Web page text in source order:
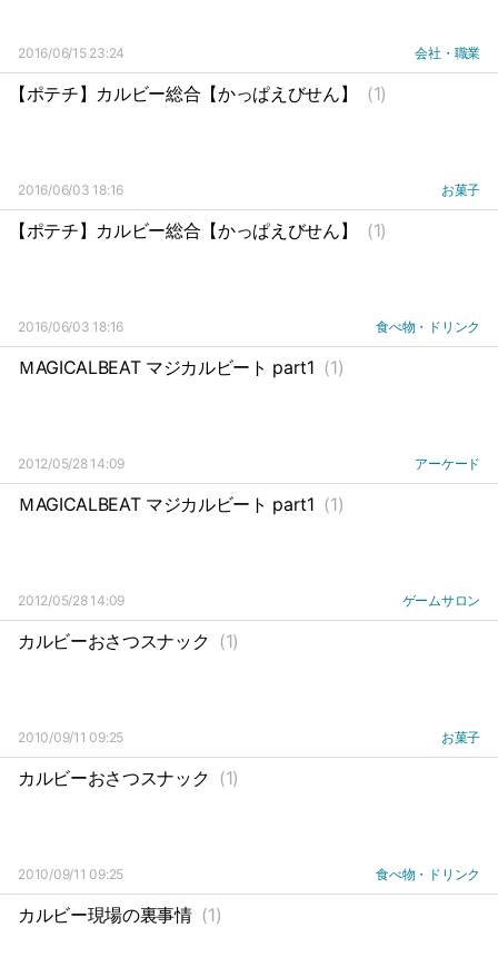
2016/06/15 23:24 会社・職業
【ポテチ】カルビー総合【かっぱえびせん】 (1)
2016/06/03 18:16 お菓子
【ポテチ】カルビー総合【かっぱえびせん】 (1)
2016/06/03 18:16 食べ物・ドリンク
ＭAGICALBEAT マジカルビート part1 (1)
2012/05/28 14:09 アーケード
ＭAGICALBEAT マジカルビート part1 (1)
2012/05/28 14:09 ゲームサロン
カルビーおさつスナック (1)
2010/09/11 09:25 お菓子
カルビーおさつスナック (1)
2010/09/11 09:25 食べ物・ドリンク
カルビー現場の裏事情 (1)